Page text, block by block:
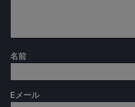
名前
E メール